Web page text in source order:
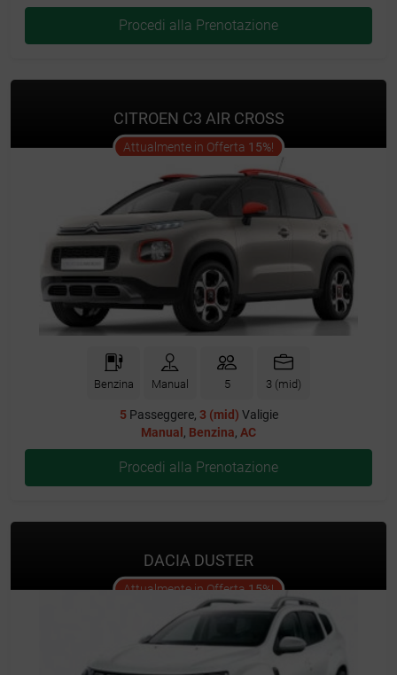
Procedi alla Prenotazione
CITROEN C3 AIR CROSS
Attualmente in Offerta 15%! offer
Benzina Manual 5 3 (mid)
5Passeggere, 3 (mid) Valigie
Manual , Benzina, AC
Procedi alla Prenotazione
DACIA DUSTER
Attualmente in Offerta15%!offer